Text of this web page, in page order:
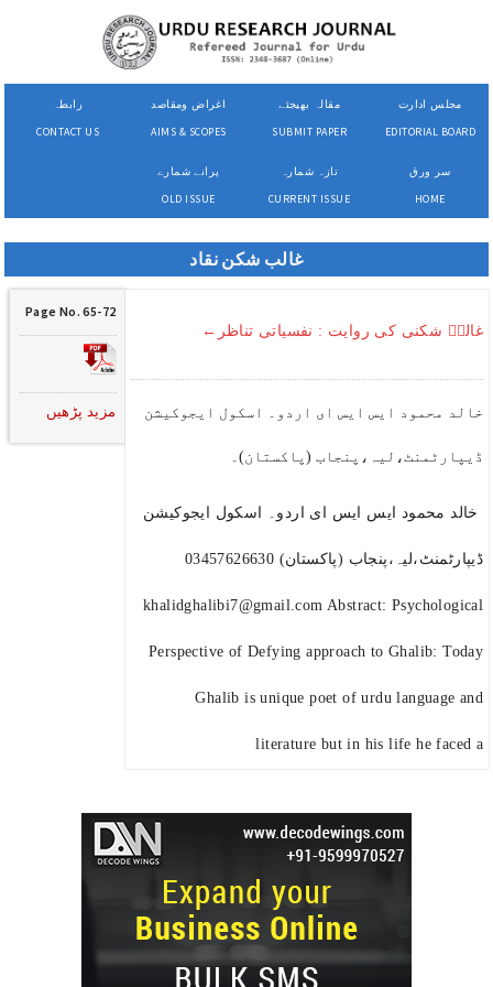
رابطہ
CONTACT US
اغراض ومقاصد
AIMS & SCOPES
مقالہ بھیجئے
SUBMIT PAPER
مجلس ادارت
EDITORIAL BOARD
پرانے شمارے
OLD ISSUE
تازہ شمارہ
CURRENT ISSUE
سر ورق
HOME
غالب شکن نقاد
غالبؔ شکنی کی روایت : نفسیاتی تناظر←
ڈیپارٹمنٹ،لیہ،پنجاب (پاکستان)۔
خالد محمود ایس ایس ای اردو۔ اسکول ایجوکیشن
ڈیپارٹمنٹ،لیہ،پنجاب (پاکستان) 03457626630
khalidghalibi7@gmail.com Abstract: Psychological
Perspective of Defying approach to Ghalib: Today
Ghalib is unique poet of urdu language and
literature but in his life he faced a
Page No. 65-72
مزید پڑھیں